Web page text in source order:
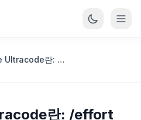
Claude Code Ultracode란: /effort ultracode, xhigh, 동적 워크플로우와 비용 중단 규칙
란: /effort